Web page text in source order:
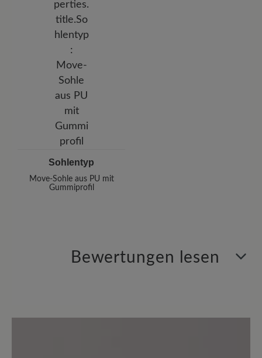
Sohlentyp
Move-Sohle aus PU mit
Gummiprofil
Bewertungen lesen